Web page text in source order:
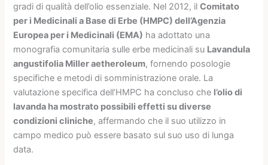
gradi di qualità dell’olio essenziale. Nel 2012, ilComitato
per i Medicinali a Base di Erbe (HMPC) dell’Agenzia
Europea per i Medicinali (EMA) ha adottato una
monografia comunitaria sulle erbe medicinali su Lavandula
angustifolia Miller aetheroleum, fornendo posologie
specifiche e metodi di somministrazione orale. La
valutazione specifica dell’HMPC ha concluso che l’olio di
lavanda ha mostrato possibili effetti su diverse
condizioni cliniche, affermando che il suo utilizzo in
campo medico può essere basato sul suo uso di lunga
data.